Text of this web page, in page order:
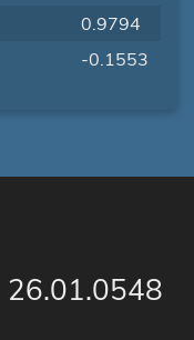
0.9794
-0.1553
26.01.0548